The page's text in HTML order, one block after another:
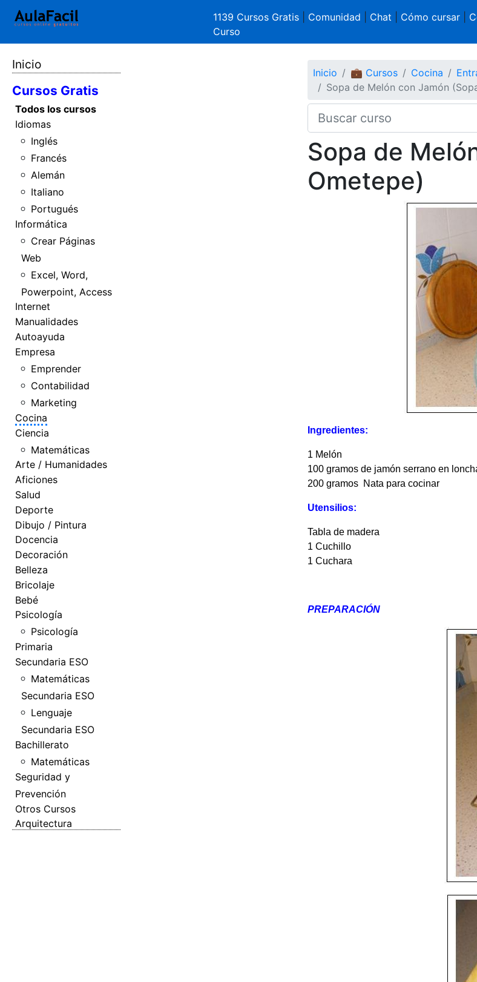
1139 Cursos Gratis Comunidad Chat Cómo cursar|
Curso
Inicio
Cursos Gratis
Todos los cursos
Idiomas
Inglés
Francés
Alemán
Italiano
Portugués
Informática
Crear Páginas
Web
Excel, Word,
Powerpoint, Access
Internet
Manualidades
Autoayuda
Empresa
Emprender
Contabilidad
Marketing
Cocina
Ciencia
Matemáticas
Arte / Humanidades
Aficiones
Salud
Deporte
Dibujo / Pintura
Docencia
Decoración
Belleza
Bricolaje
Bebé
Psicología
Psicología
Primaria
Secundaria ESO
Matemáticas
Secundaria ESO
Lenguaje
Secundaria ESO
Bachillerato
Matemáticas
Seguridad y
Prevención
Otros Cursos
Arquitectura
Inicio 💼 Cursos Cocina
Sopa de Melón con Jamón
Sopa de
Ometepe)
Ingredientes:
1 Melón
100 gramos de jamón serrano en
200 gramos Nata para cocinar
Utensilios:
Tabla de madera
1 Cuchillo
1 Cuchara
PREPARACIÓN